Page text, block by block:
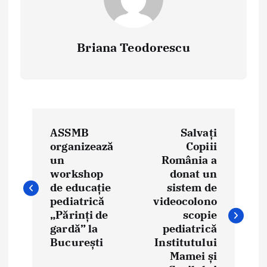
Briana Teodorescu
t
ASSMB
organizează
un
workshop
de educație
pediatrică
„Părinți de
gardă” la
București
Salvați
Copiii
România a
donat un
sistem de
videocolono
scopie
pediatrică
Institutului
Mamei și